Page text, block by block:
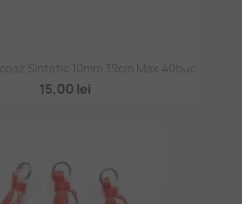
Sintetic 10mm 39cm Max.40buc
15,00 lei